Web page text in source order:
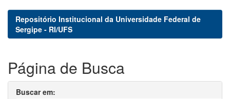
Repositório Institucional da Universidade Federal de
Sergipe - RI/UFS
Página de Busca
Buscar em: